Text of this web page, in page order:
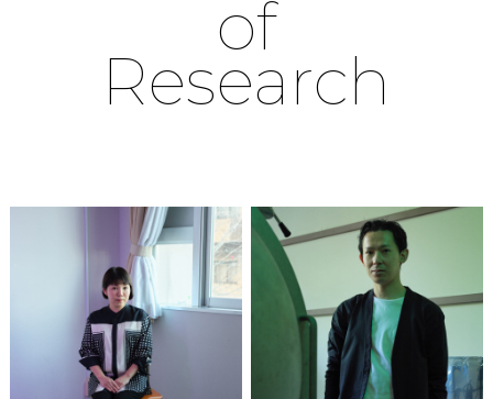
of
Research